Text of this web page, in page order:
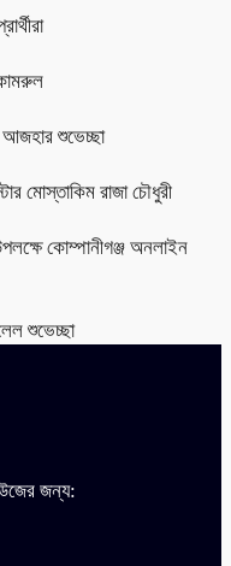
আজহার শুভেচ্ছা
মোস্তাকিম রাজা চৌধুরী
কোম্পানীগঞ্জ অনলাইন
শুভেচ্ছা
জন্য: